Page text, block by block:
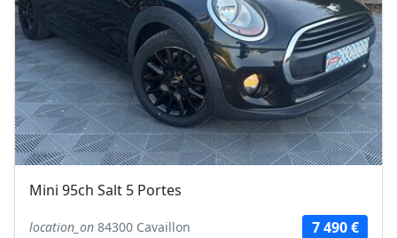
Mini 95ch Salt 5 Portes
location_on 84300 Cavaillon 7 490 €